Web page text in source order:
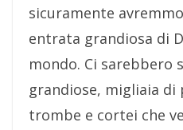
sicuramente
entrata grandiosa di
mondo. Ci sarebbero
grandiose, migliaia di
trombe e cortei che